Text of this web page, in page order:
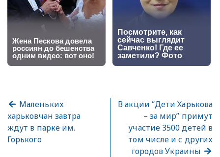
Маленьких
харьковчан завтра
ждут в парке им.
Горького
В акции “Дети Харькова
– за мир” примут
участие 3500 детей в
том числе и с других
городов Украины